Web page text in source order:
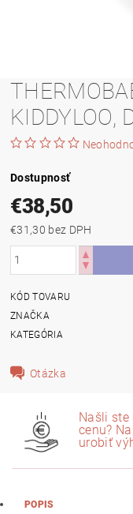
KIDDYLOO,
Dostupnosť
€38,50
€31,30 bez DPH
KÓD TOVARU
ZNAČKA
KATEGÓRIA
Otázka
Našli
cenu?
urobiť
POPIS